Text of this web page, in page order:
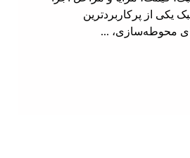
یکی از پرکاربردترین
محوطه‌سازی، ...